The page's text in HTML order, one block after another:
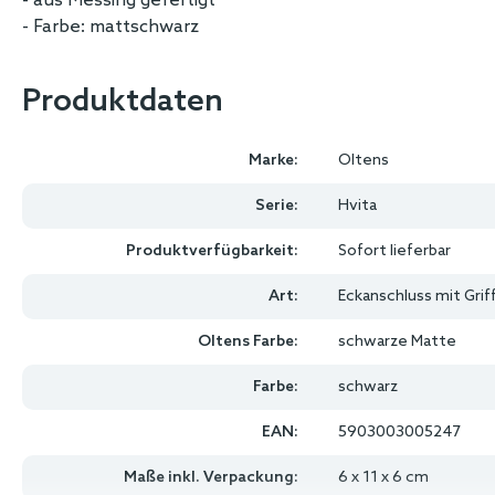
- Farbe: mattschwarz
Produktdaten
Marke: Oltens
Serie: Hvita
Produktverfügbarkeit: Sofort lieferbar
Art: Eckanschluss mit
Oltens Farbe: schwarze Matte
Farbe: schwarz
EAN: 5903003005247
Maße inkl. Verpackung: 6 x 11 x 6 cm